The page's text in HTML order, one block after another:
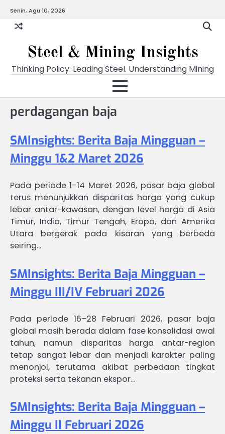
content
Senin, Agu 10, 2026
Steel & Mining Insights
Thinking Policy. Leading Steel. Understanding Mining
perdagangan baja
SMInsights: Berita Baja Mingguan –
Minggu 1&2 Maret 2026
Pada periode 1–14 Maret 2026, pasar baja global
terus menunjukkan disparitas harga yang cukup
lebar antar-kawasan, dengan level harga di Asia
Timur, India, Timur Tengah, Eropa, dan Amerika
Utara bergerak pada kisaran yang berbeda
seiring…
SMInsights: Berita Baja Mingguan –
Minggu III/IV Februari 2026
Pada periode 16–28 Februari 2026, pasar baja
global masih berada dalam fase konsolidasi awal
tahun, namun disparitas harga antar-region
tetap sangat lebar dan menjadi karakter paling
menonjol, terutama akibat perbedaan tingkat
proteksi serta tekanan ekspor…
SMInsights: Berita Baja Mingguan –
Minggu II Februari 2026